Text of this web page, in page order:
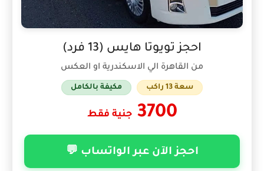
احجز تويوتا هايس (13 فرد)
من القاهرة الي الاسكندرية او العكس
سعة 13 راكب مكيفة بالكامل
3700 جنية فقط
احجز الآن عبر الواتساب 💬